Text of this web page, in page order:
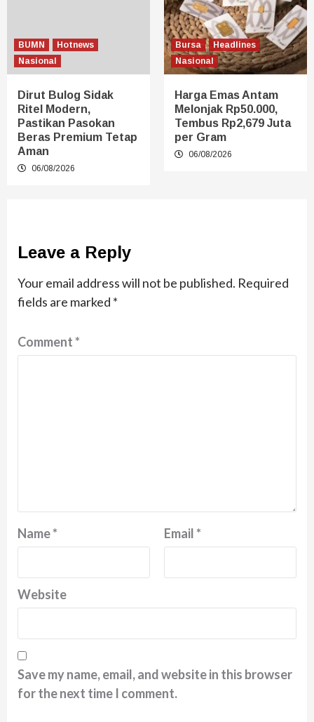
BUMN
Hotnews
Nasional
Dirut Bulog Sidak
Ritel Modern,
Pastikan Pasokan
Beras Premium Tetap
Aman
06/08/2026
Bursa
Headlines
Nasional
Harga Emas Antam
Melonjak Rp50.000,
Tembus Rp2,679 Juta
per Gram
06/08/2026
Leave a Reply
Your email address will not be published. Required
fields are marked *
Comment*
Name* Email*
Website
Save my name, email, and website in this browser
for the next time I comment.